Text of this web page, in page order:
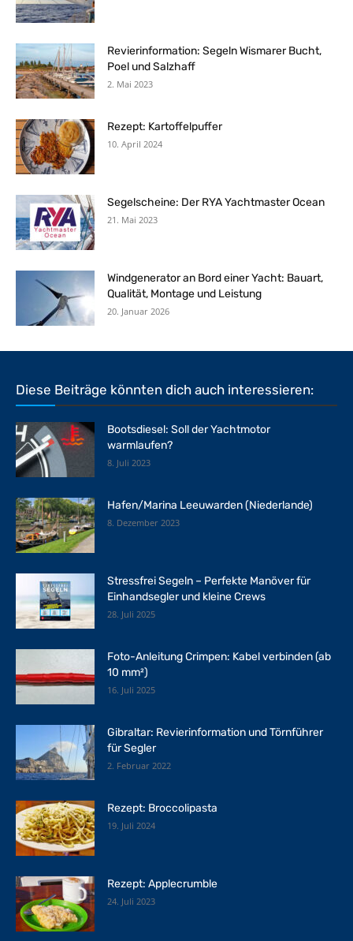
Revierinformation: Segeln Wismarer Bucht,
Poel und Salzhaff
2. Mai 2023
Rezept: Kartoffelpuffer
10. April 2024
Segelscheine: Der RYA Yachtmaster Ocean
21. Mai 2023
Windgenerator an Bord einer Yacht: Bauart,
Qualität, Montage und Leistung
20. Januar 2026
Diese Beiträge könnten dich auch interessieren:
Bootsdiesel: Soll der Yachtmotor
warmlaufen?
8. Juli 2023
Hafen/Marina Leeuwarden (Niederlande)
8. Dezember 2023
Stressfrei Segeln – Perfekte Manöver für
Einhandsegler und kleine Crews
28. Juli 2025
Foto-Anleitung Crimpen: Kabel verbinden (ab
10 mm²)
16. Juli 2025
Gibraltar: Revierinformation und Törnführer
für Segler
2. Februar 2022
Rezept: Broccolipasta
19. Juli 2024
Rezept: Applecrumble
24. Juli 2023